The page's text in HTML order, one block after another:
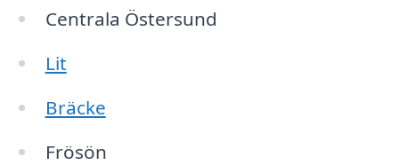
Centrala Östersund
Lit
Bräcke
Frösön